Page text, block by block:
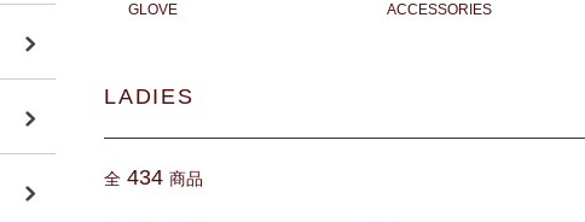
GLOVE
ACCESSORIES
LADIES
全 434 商品